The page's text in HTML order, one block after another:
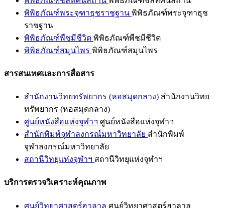
พิพิธภัณฑ์พระจุฑาธุชราชฐาน พิพิธภัณฑ์พระจุฑาธุช
ราชฐาน
พิพิธภัณฑ์พืชมีชีวิต พิพิธภัณฑ์พืชมีชีวิต
พิพิธภัณฑ์สมุนไพร พิพิธภัณฑ์สมุนไพร
สารสนเทศและการสื่อสาร
สำนักงานวิทยทรัพยากร (หอสมุดกลาง) สำนักงานวิทย
ทรัพยากร (หอสมุดกลาง)
ศูนย์หนังสือแห่งจุฬาฯ ศูนย์หนังสือแห่งจุฬาฯ
สำนักพิมพ์จุฬาลงกรณ์มหาวิทยาลัย สำนักพิมพ์
จุฬาลงกรณ์มหาวิทยาลัย
สถานีวิทยุแห่งจุฬาฯ สถานีวิทยุแห่งจุฬาฯ
บริการตรวจวิเคราะห์คุณภาพ
ศูนย์วิทยาศาสตร์ฮาลาล ศูนย์วิทยาศาสตร์ฮาลาล